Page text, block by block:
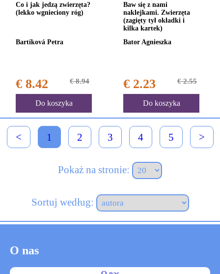
Co i jak jedzą zwierzęta?
(lekko wgnieciony róg)
Bartíková Petra
€ 8.42 € 8.94
Do koszyka
Baw się z nami
naklejkami. Zwierzęta
(zagięty tył okładki i
kilka kartek)
Bator Agnieszka
€ 2.23 € 2.55
Do koszyka
< 1 2 3 4 5 >
Pokaż na stronie:
Sortuj według:
O nas